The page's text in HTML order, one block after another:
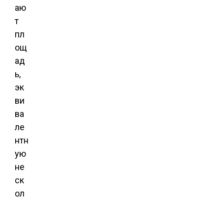
аю
т
пл
ощ
ад
ь,
эк
ви
ва
ле
нтн
ую
не
ск
ол